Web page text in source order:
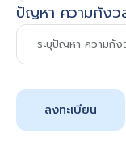
ปัญหา ความกัง
ลงทะเบียน